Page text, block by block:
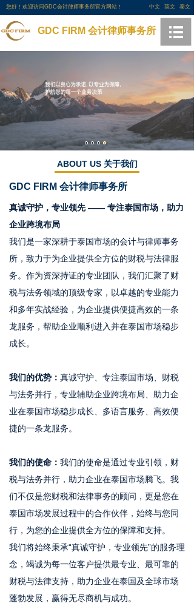
您好！欢迎访问GDC会计律师事务所官方网站！ 中文 英文 泰文
GDC FIRM 会计律师事务所
ABOUT US 关于我们
GDC FIRM 会计律师事务所
真诚守护，专业领先 —— 专注泰国市场，助力
企业跨境布局
我们是一家深耕于泰国市场的会计与律师事务
所，致力于为企业提供全方位的财税与法律服
务。作为资深持证的专业团队，我们汇聚了财
税与法务领域的顶级专家，以卓越的专业能力
和多年实战经验，为企业提供便捷高效的一条
龙服务，帮助企业顺利进入并在泰国市场稳步
成长。
我们的优势： 真诚守护、专注泰国市场、财税
与法务并行，专业辅助企业跨境布局、助力企
业在泰国市场稳步成长、多语言服务、高效便
捷的一条龙服务。
我们的使命： 我们的使命是通过专业引领，财
税与法务并行，助力企业在泰国市场腾飞。我
们不仅是您财税和法律事务的顾问，更是您在
泰国市场发展过程中的合作伙伴，始终与您同
行，为您的企业提供全方位的保障和支持。
我们将始终秉承“真诚守护，专业领先”的服务理
念，竭诚为每一位客户提供最专业、最可靠的
财税与法律支持，助力企业在泰国及全球市场
蓬勃发展，赢得无尽商机与成功。